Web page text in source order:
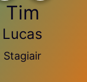
Tim
Lucas
Stagiair